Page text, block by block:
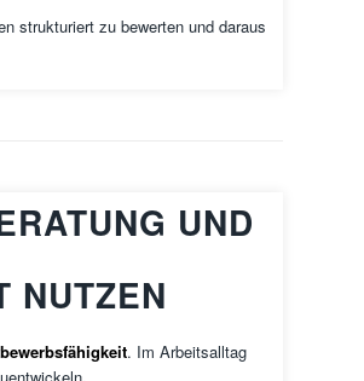
strukturiert zu bewerten und daraus
UND
NUTZEN
. Im Arbeitsalltag